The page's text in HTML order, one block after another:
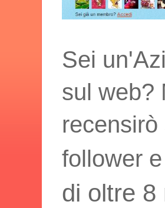
Sei
sul web?
follower
di oltre 8